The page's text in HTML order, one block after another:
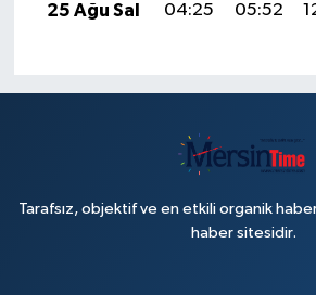
25 Ağu Sal
04:25 05:52
Tarafsız, objektif ve en etkili organik
haber sitesidir.